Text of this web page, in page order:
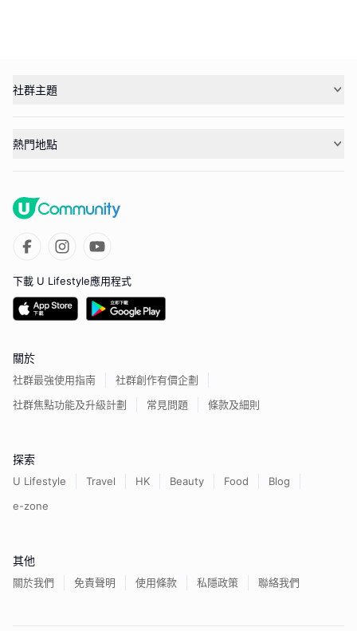
社群主題
熱門地點
下載 U Lifestyle應用程式
關於
社群最強使用指南
社群創作有價企劃
社群焦點功能及升級計劃
常見問題 條款及細則
探索
U Lifestyle Travel HK Beauty Food
Blog
e-zone
其他
關於我們 免責聲明 使用條款 私隱政策 聯絡我們